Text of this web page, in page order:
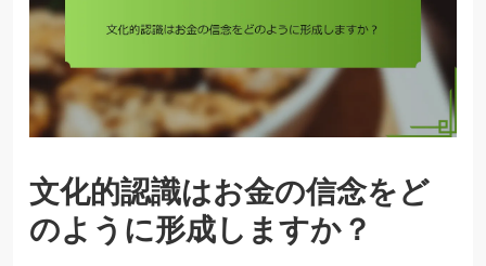
文化的認識はお金の信念をど
のように形成しますか？